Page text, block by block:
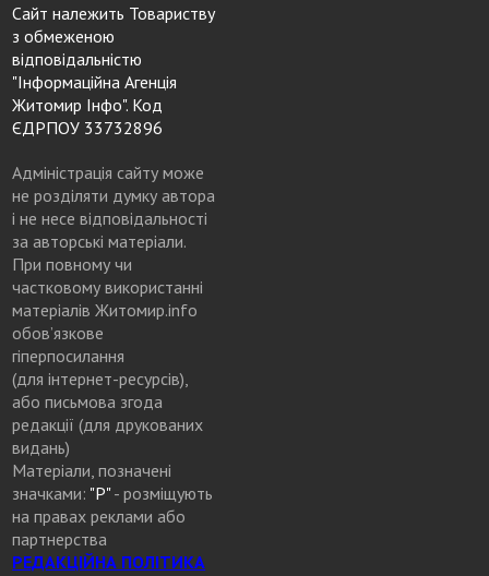
Сайт належить Товариству
з обмеженою
відповідальністю
"Інформаційна Агенція
Житомир Інфо". Код
ЄДРПОУ 33732896
Адміністрація сайту може
не розділяти думку автора
і не несе відповідальності
за авторські матеріали.
При повному чи
частковому використанні
матеріалів Житомир.info
обов’язкове
гіперпосилання
(для інтернет-ресурсів),
або письмова згода
редакції (для друкованих
видань)
Матеріали, позначені
значками: "Р"- розміщують
на правах реклами або
партнерства
РЕДАКЦІЙНА ПОЛІТИКА